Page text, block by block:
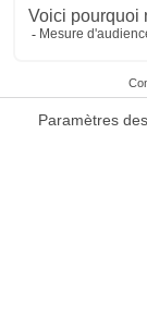
SUIVEZ